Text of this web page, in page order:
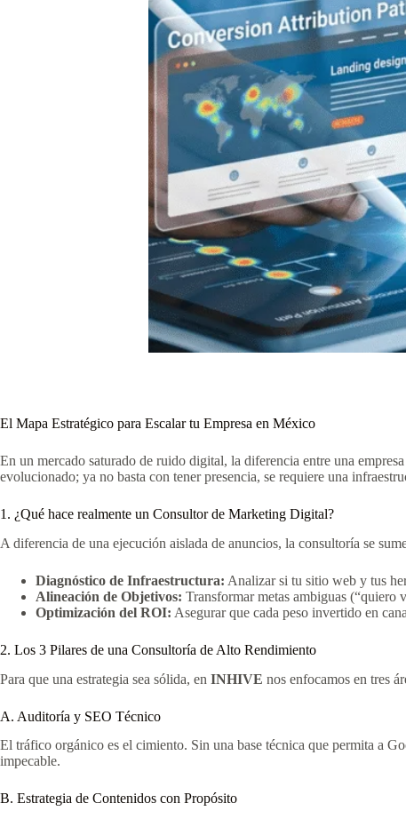
El Mapa Estratégico para Escalar tu Empresa en México
En un mercado saturado de ruido digital, la diferencia entre una
evolucionado; ya no basta con tener presencia, se requiere una
1. ¿Qué hace realmente un Consultor de Marketing Digital?
A diferencia de una ejecución aislada de anuncios, la consultoría se
Diagnóstico de Infraestructura: Analizar si tu sitio web y tus
Alineación de Objetivos: Transformar metas ambiguas (“quiero
Optimización del ROI: Asegurar que cada peso invertido en
2. Los 3 Pilares de una Consultoría de Alto Rendimiento
Para que una estrategia sea sólida, en INHIVE nos enfocamos en tres
A. Auditoría y SEO Técnico
El tráfico orgánico es el cimiento. Sin una base técnica que permita a
impecable.
B. Estrategia de Contenidos con Propósito